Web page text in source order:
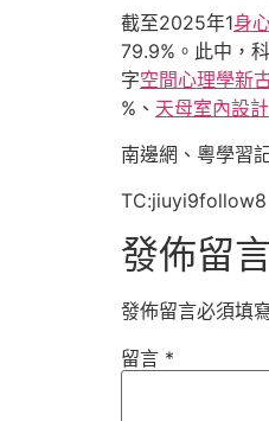
截至2025年1身
79.9%。此中，
字空間心理學新
%、 天母室內設計
南邊網、粵學習
TC:jiuyi9follow8
發佈留
發佈留言必須填
留言 *